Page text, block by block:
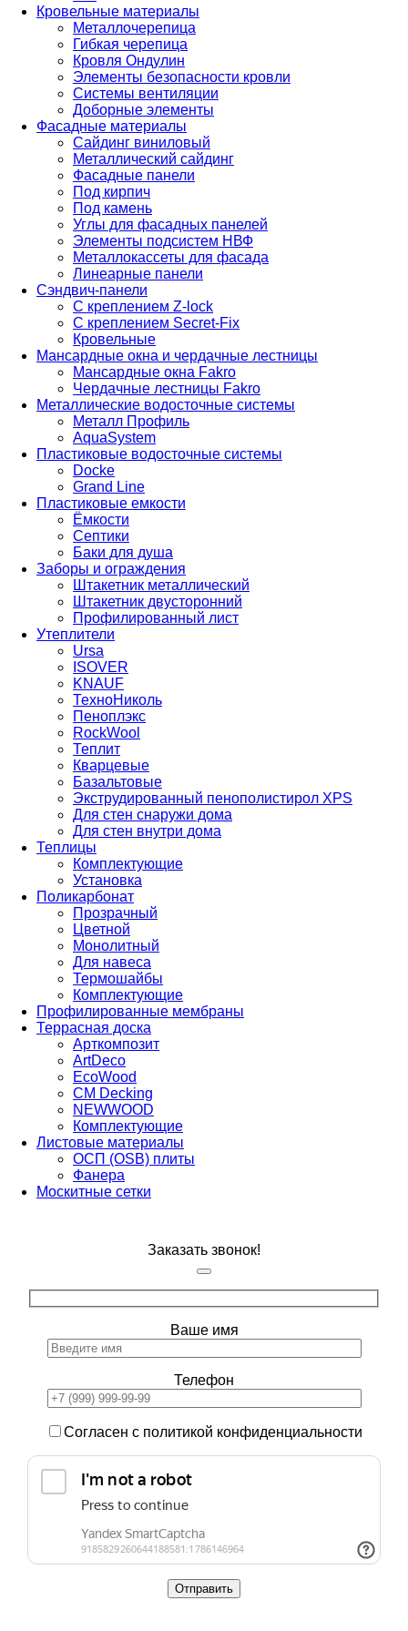
Кровельные материалы
Металлочерепица
Гибкая черепица
Кровля Ондулин
Элементы безопасности кровли
Системы вентиляции
Доборные элементы
Фасадные материалы
Сайдинг виниловый
Металлический сайдинг
Фасадные панели
Под кирпич
Под камень
Углы для фасадных панелей
Элементы подсистем НВФ
Металлокассеты для фасада
Линеарные панели
Сэндвич-панели
С креплением Z-lock
С креплением Secret-Fix
Кровельные
Мансардные окна и чердачные лестницы
Мансардные окна Fakro
Чердачные лестницы Fakro
Металлические водосточные системы
Металл Профиль
AquaSystem
Пластиковые водосточные системы
Docke
Grand Line
Пластиковые емкости
Ёмкости
Септики
Баки для душа
Заборы и ограждения
Штакетник металлический
Штакетник двусторонний
Профилированный лист
Утеплители
Ursa
ISOVER
KNAUF
ТехноНиколь
Пеноплэкс
RockWool
Теплит
Кварцевые
Базальтовые
Экструдированный пенополистирол XPS
Для стен снаружи дома
Для стен внутри дома
Теплицы
Комплектующие
Установка
Поликарбонат
Прозрачный
Цветной
Монолитный
Для навеса
Термошайбы
Комплектующие
Профилированные мембраны
Террасная доска
Арткомпозит
ArtDeco
EcoWood
CM Decking
NEWWOOD
Комплектующие
Листовые материалы
ОСП (OSB) плиты
Фанера
Москитные сетки
Заказать звонок!
Ваше имя
Телефон
Согласен с политикой конфиденциальности